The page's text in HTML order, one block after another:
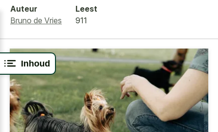
Inhoud
Auteur
Bruno de Vries
Leest
911